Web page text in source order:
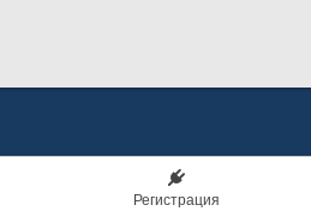
Регистрация